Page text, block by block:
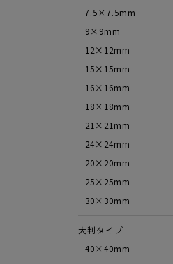
7.5×7.5mm
9×9mm
12×12mm
15×15mm
16×16mm
18×18mm
21×21mm
24×24mm
20×20mm
25×25mm
30×30mm
大判タイプ
40×40mm